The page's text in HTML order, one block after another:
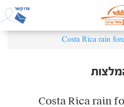
Costa Rica rain
Costa Rica rain